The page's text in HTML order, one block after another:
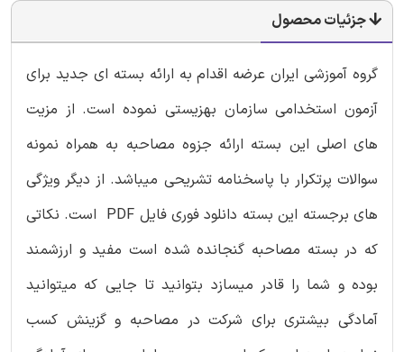
جزئیات محصول
گروه آموزشی ایران عرضه اقدام به ارائه بسته ای جدید برای
آزمون استخدامی سازمان بهزیستی نموده است. از مزیت
های اصلی این بسته ارائه جزوه مصاحبه به همراه نمونه
سوالات پرتکرار با پاسخنامه تشریحی میباشد. از دیگر ویژگی
های برجسته این بسته دانلود فوری فایل PDF است. نکاتی
که در بسته مصاحبه گنجانده شده است مفید و ارزشمند
بوده و شما را قادر میسازد بتوانید تا جایی که میتوانید
آمادگی بیشتری برای شرکت در مصاحبه و گزینش کسب